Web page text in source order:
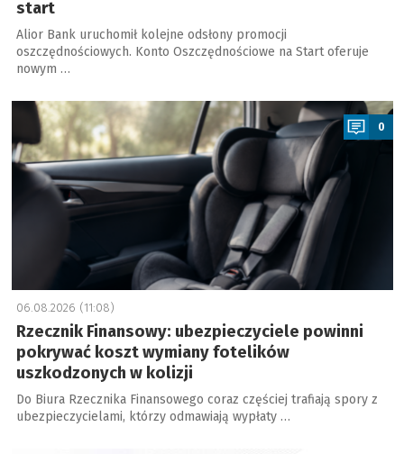
start
Alior Bank uruchomił kolejne odsłony promocji
oszczędnościowych. Konto Oszczędnościowe na Start oferuje
nowym …
a
0
06.08.2026 (11:08)
Rzecznik Finansowy: ubezpieczyciele powinni
pokrywać koszt wymiany fotelików
uszkodzonych w kolizji
Do Biura Rzecznika Finansowego coraz częściej trafiają spory z
ubezpieczycielami, którzy odmawiają wypłaty …